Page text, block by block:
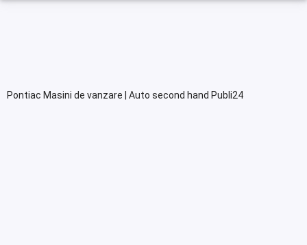
Pontiac Masini de vanzare | Auto second hand Publi24